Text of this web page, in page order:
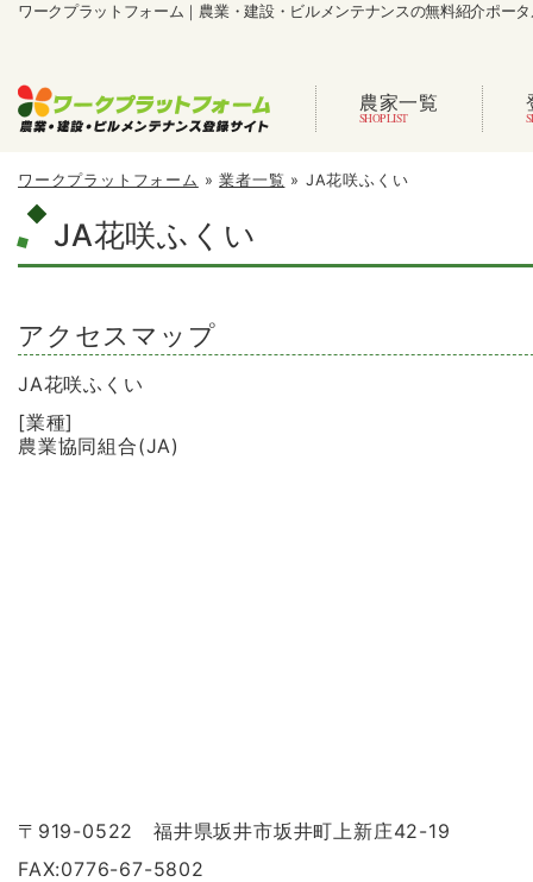
ワークプラットフォーム｜農業・建設・ビルメンテナンスの無料紹介ポー
農家一覧
ワークプラットフォーム »業者一覧 » JA花咲ふくい
JA花咲ふくい
アクセスマップ
JA花咲ふくい
[業種]
農業協同組合(JA)
〒919-0522 福井県坂井市坂井町上新庄42-19
FAX:0776-67-5802